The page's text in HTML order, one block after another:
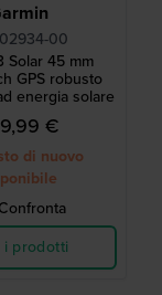
00
Solar 45 mm
GPS robusto
energia solare
€
di nuovo
Confronta
i prodotti